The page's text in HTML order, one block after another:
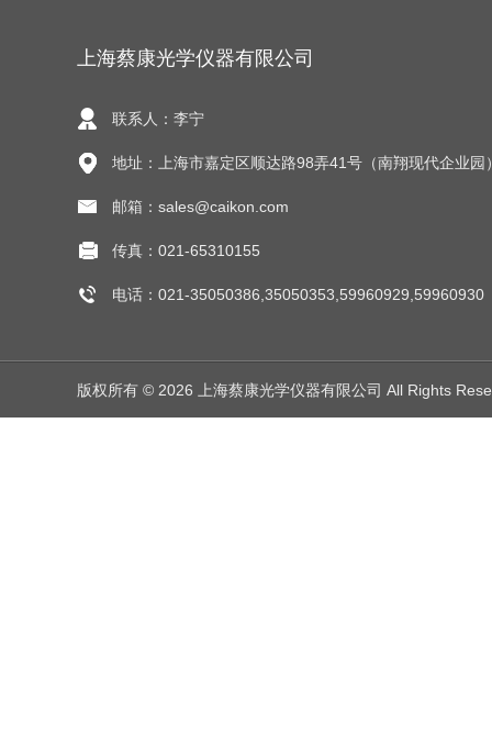
上海蔡康光学仪器有限公司
联系人：李宁
地址：上海市嘉定区顺达路98弄41号（南翔现代企业园
邮箱：sales@caikon.com
传真：021-65310155
电话：021-35050386,35050353,59960929,59960930
版权所有 © 2026 上海蔡康光学仪器有限公司 All Rights